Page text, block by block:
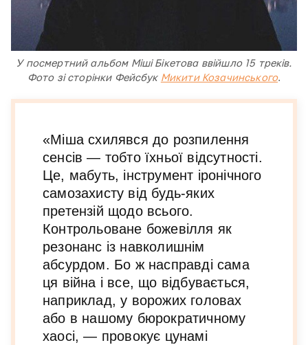
У посмертний альбом Міші Бікетова ввійшло 15 треків.
Фото зі сторінки Фейсбук Микити Козачинського.
«Міша схилявся до розпилення
сенсів — тобто їхньої відсутності.
Це, мабуть, інструмент іронічного
самозахисту від будь-яких
претензій щодо всього.
Контрольоване божевілля як
резонанс із навколишнім
абсурдом. Бо ж насправді сама
ця війна і все, що відбувається,
наприклад, у ворожих головах
або в нашому бюрократичному
хаосі, — провокує цунамі